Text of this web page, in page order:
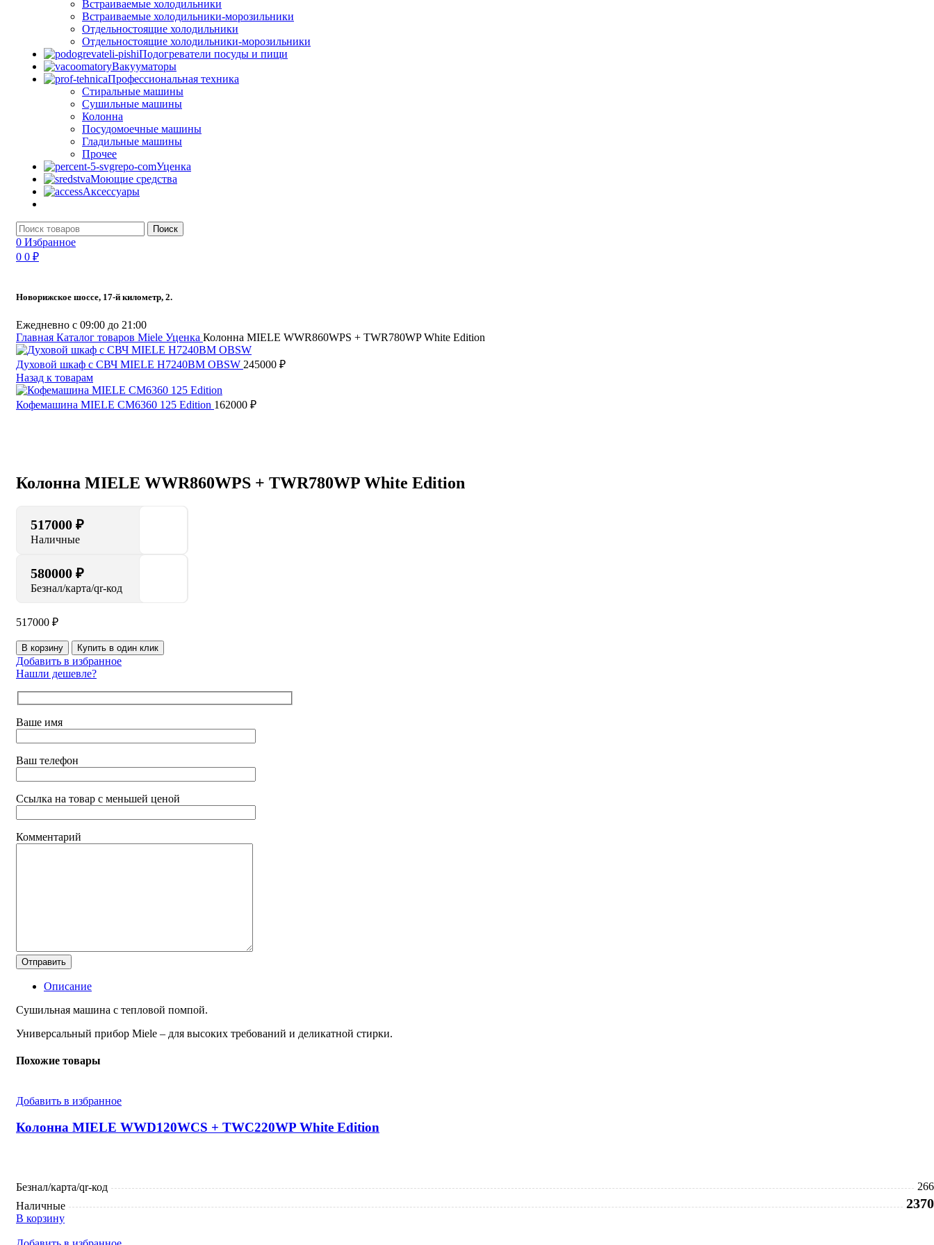
Встраиваемые холодильники
Встраиваемые холодильники-морозильники
Отдельностоящие холодильники
Отдельностоящие холодильники-морозильники
Подогреватели посуды и пищи
Вакууматоры
Профессиональная техника
Стиральные машины
Сушильные машины
Колонна
Посудомоечные машины
Гладильные машины
Прочее
Уценка
Моющие средства
Аксессуары
Поиск
0 Избранное
0 0 ₽
Новорижское шоссе, 17-й километр, 2.
Ежедневно с 09:00 до 21:00
Главная Каталог товаров Miele Уценка Колонна MIELE WWR860WPS + TWR780WP White Edition
Духовой шкаф с СВЧ MIELE H7240BM OBSW 245000 ₽
Назад к товарам
Кофемашина MIELE CM6360 125 Edition 162000 ₽
Колонна MIELE WWR860WPS + TWR780WP White Edition
517000 ₽
Наличные
580000 ₽
Безнал/карта/qr-код
517000 ₽
В корзину Купить в один клик
Добавить в избранное
Нашли дешевле?
Ваше имя
Ваш телефон
Ссылка на товар с меньшей ценой
Комментарий
Описание
Cушильная машина с тепловой помпой.
Универсальный прибор Miele – для высоких требований и деликатной стирки.
Похожие товары
Добавить в избранное
Колонна MIELE WWD120WCS + TWC220WP White Edition
Безнал/карта/qr-код
Наличные
В корзину